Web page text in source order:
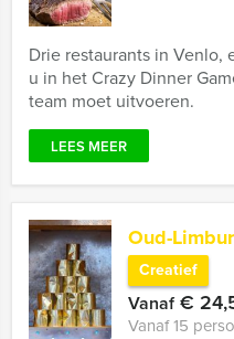
Drie restaurants in
u in het Crazy Dinner
team moet uitvoeren.
LEES MEER
Oud-
Creatief
Vanaf€
Vanaf 15